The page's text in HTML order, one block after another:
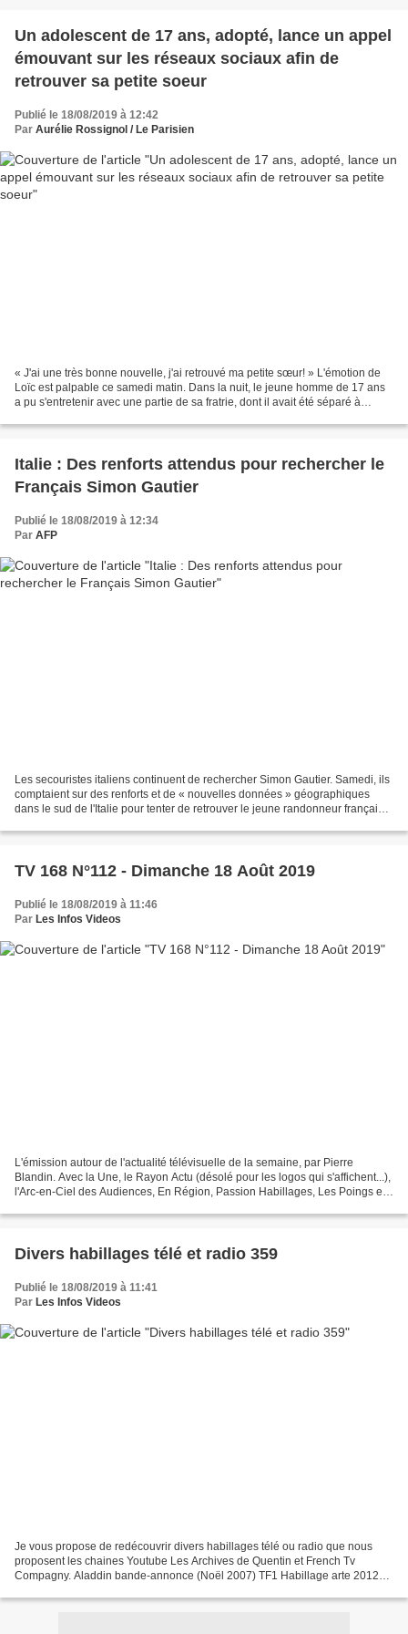
Un adolescent de 17 ans, adopté, lance un appel
émouvant sur les réseaux sociaux afin de
retrouver sa petite soeur
Publié le 18/08/2019 à 12:42
Par Aurélie Rossignol / Le Parisien
« J'ai une très bonne nouvelle, j'ai retrouvé ma petite sœur! » L'émotion de
Loïc est palpable ce samedi matin. Dans la nuit, le jeune homme de 17 ans
a pu s'entretenir avec une partie de sa fratrie, dont il avait été séparé à
Italie : Des renforts attendus pour rechercher le
Français Simon Gautier
Publié le 18/08/2019 à 12:34
Par AFP
Les secouristes italiens continuent de rechercher Simon Gautier. Samedi, ils
comptaient sur des renforts et de « nouvelles données » géographiques
dans le sud de l'Italie pour tenter de retrouver le jeune randonneur français
TV 168 N°112 - Dimanche 18 Août 2019
Publié le 18/08/2019 à 11:46
Par Les Infos Videos
L'émission autour de l'actualité télévisuelle de la semaine, par Pierre
Blandin. Avec la Une, le Rayon Actu (désolé pour les logos qui s'affichent...),
l'Arc-en-Ciel des Audiences, En Région, Passion Habillages, Les Poings et
Divers habillages télé et radio 359
Publié le 18/08/2019 à 11:41
Par Les Infos Videos
Je vous propose de redécouvrir divers habillages télé ou radio que nous
proposent les chaines Youtube Les Archives de Quentin et French Tv
Compagny. Aladdin bande-annonce (Noël 2007) TF1 Habillage arte 2012